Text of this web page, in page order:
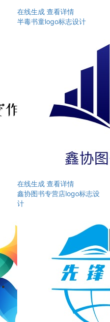
在线生成 查看详情
半毒书童logo标志设计
在线生成 查看详情
鑫协图书专营店logo标志设
计